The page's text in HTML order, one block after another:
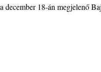
a december 18-án megjelenő